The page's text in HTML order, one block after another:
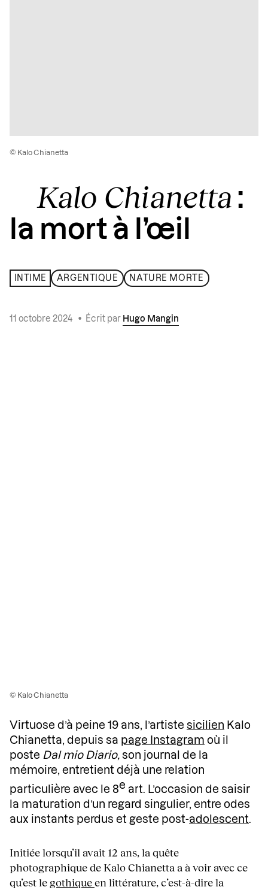
Kalo Chianetta :
la mort à l’œil
INTIME ARGENTIQUE NATURE MORTE
11 octobre 2024 • Écrit par Hugo Mangin
© Kalo Chianetta
© Kalo Chianetta
Virtuose d’à peine 19 ans, l’artiste sicilien Kalo
Chianetta, depuis sa page Instagram où il
poste Dal mio Diario, son journal de la
mémoire, entretient déjà une relation
particulière avec le 8e art. L’occasion de saisir
la maturation d’un regard singulier, entre odes
aux instants perdus et geste post-adolescent.
Initiée lorsqu’il avait 12 ans, la quête
photographique de Kalo Chianetta a à voir avec ce
qu’est le gothiqueen littérature, c’est-à-dire la